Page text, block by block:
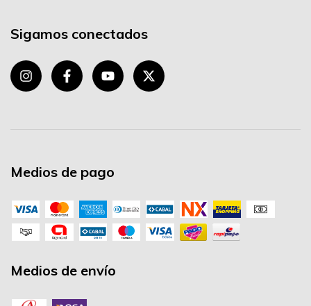
Sigamos conectados
Medios de pago
Medios de envío